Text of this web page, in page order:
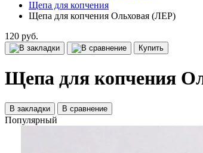
Щепа для копчения
Щепа для копчения Ольховая (ЛЕР)
120 руб.
Купить
Щепа для копчения
В закладки В сравнение
Популярный